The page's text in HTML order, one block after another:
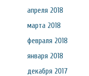
апреля 2018
марта 2018
февраля 2018
января 2018
декабря 2017